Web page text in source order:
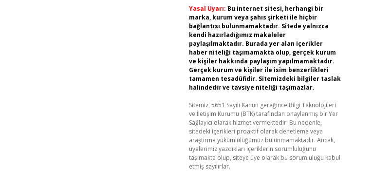
Yasal Uyarı: Bu internet sitesi, herhangi bir
marka, kurum veya şahıs şirketi ile hiçbir
bağlantısı bulunmamaktadır. Sitede yalnızca
kendi hazırladığımız makaleler
paylaşılmaktadır. Burada yer alan içerikler
haber niteliği taşımamakta olup, gerçek kurum
ve kişiler hakkında paylaşım yapılmamaktadır.
Gerçek kurum ve kişiler ile isim benzerlikleri
tamamen tesadüfidir. Sitemizdeki bilgiler taslak
halindedir ve tavsiye niteliği taşımazlar.
Sitemiz, 5651 Sayılı Kanun gereğince Bilgi Teknolojileri
ve İletişim Kurumu (BTK) tarafından onaylanmış bir Yer
Sağlayıcı olarak hizmet vermektedir. Bu nedenle,
sitedeki içerikleri proaktif olarak denetleme veya
araştırma yükümlülüğümüz bulunmamaktadır. Ancak,
üyelerimiz yazdıkları içeriklerin sorumluluğunu
taşımakta olup, siteye üye olarak bu sorumluluğu kabul
etmiş sayılırlar.